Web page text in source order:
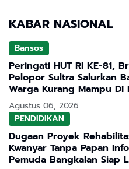
KABAR NASIONAL
Bansos
Peringati HUT RI KE-81,
Pelopor Sultra Salurkan
Warga Kurang Mampu Di
Agustus 06, 2026
PENDIDIKAN
Dugaan Proyek
Kwanyar Tanpa Papan
Pemuda Bangkalan Siap